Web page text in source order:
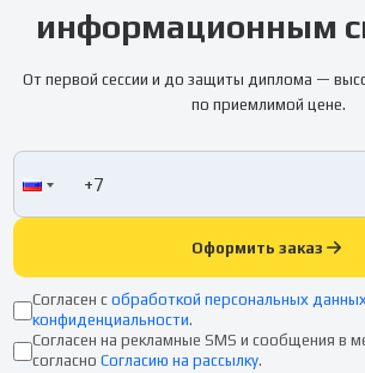
информационным
От первой сессии и до защиты диплома —
по приемлимой цене.
Оформить заказ
Согласен с обработкой персональных
конфиденциальности.
Согласен на рекламные SMS и сообщения в
согласно Согласию на рассылку.